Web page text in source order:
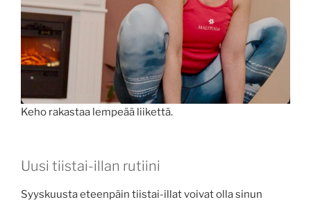
Keho rakastaa lempeää liikettä.
Uusi tiistai-illan rutiini
Syyskuusta eteenpäin tiistai-illat voivat olla sinun